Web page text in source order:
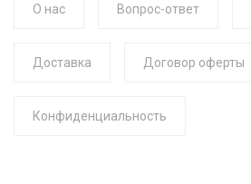
О нас Вопрос-ответ
Доставка Договор оферты
Конфиденциальность